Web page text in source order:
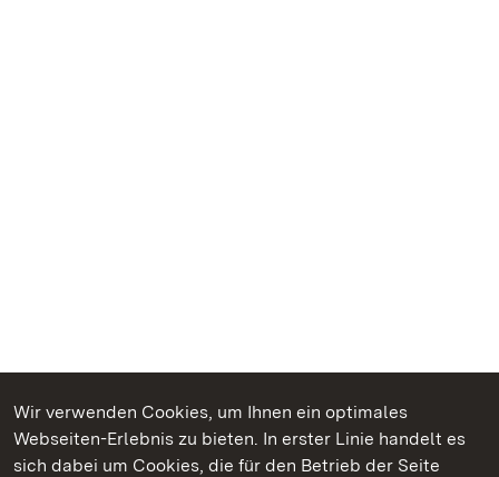
Wir verwenden Cookies, um Ihnen ein optimales
Webseiten-Erlebnis zu bieten. In erster Linie handelt es
sich dabei um Cookies, die für den Betrieb der Seite
Kommen. Staunen. Genießen.